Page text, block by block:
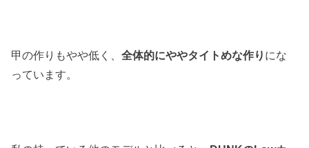
甲の作りもやや低く、全体的にややタイトめな作り にな
っています。